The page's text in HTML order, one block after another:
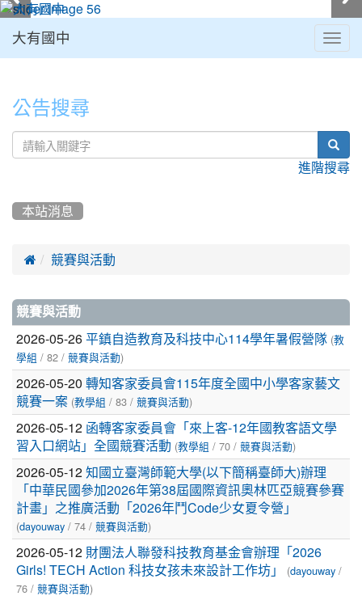
大有國中
公告搜尋
進階搜尋
本站消息
 競賽與活動
文
章
列
表
競賽與活動
2026-05-26 平鎮自造教育及科技中心114學年暑假營隊 (教
學組 / 82 / 競賽與活動)
2026-05-20 轉知客家委員會115年度全國中小學客家藝文
競賽一案 (教學組 / 83 / 競賽與活動)
2026-05-12 函轉客家委員會「來上客-12年國教客語文學
習入口網站」全國競賽活動 (教學組 / 70 / 競賽與活動)
2026-05-12 知國立臺灣師範大學(以下簡稱臺師大)辦理
「中華民國參加2026年第38屆國際資訊奧林匹亞競賽參賽
計畫」之推廣活動「2026年鬥Code少女夏令營」
(dayouway / 74 / 競賽與活動)
2026-05-12 財團法人聯發科技教育基金會辦理「2026
Girls! TECH Action 科技女孩未來設計工作坊」
(dayouway /
76 / 競賽與活動)